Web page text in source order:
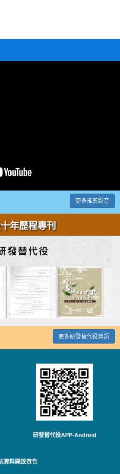
更多推薦影音
年歷程專刊
更多研發替代役資訊
研發替代役APP-Android
資料開放宣告